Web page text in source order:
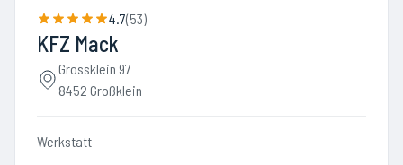
4.7(53)
KFZ Mack
Grossklein 97
8452 Großklein
Werkstatt